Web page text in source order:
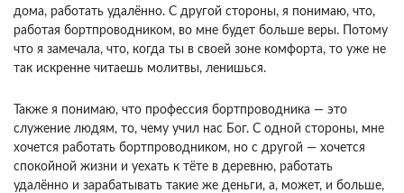
дома, работать удалённо. С другой стороны, я понимаю, что,
работая бортпроводником, во мне будет больше веры. Потому
что я замечала, что, когда ты в своей зоне комфорта, то уже не
так искренне читаешь молитвы, ленишься.
Также я понимаю, что профессия бортпроводника — это
служение людям, то, чему учил нас Бог. С одной стороны, мне
хочется работать бортпроводником, но с другой — хочется
спокойной жизни и уехать к тёте в деревню, работать
удалённо и зарабатывать такие же деньги, а, может, и больше,